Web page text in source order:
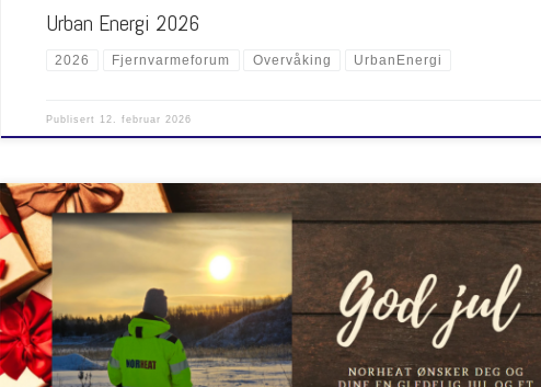
Urban Energi 2026
2026 Fjernvarmeforum Overvåking UrbanEnergi
Publisert 12. februar 2026
Julen nærmer seg og vi i Norheat håper dere får en fin feiring med venner og bekjente. God jul
nyttår.